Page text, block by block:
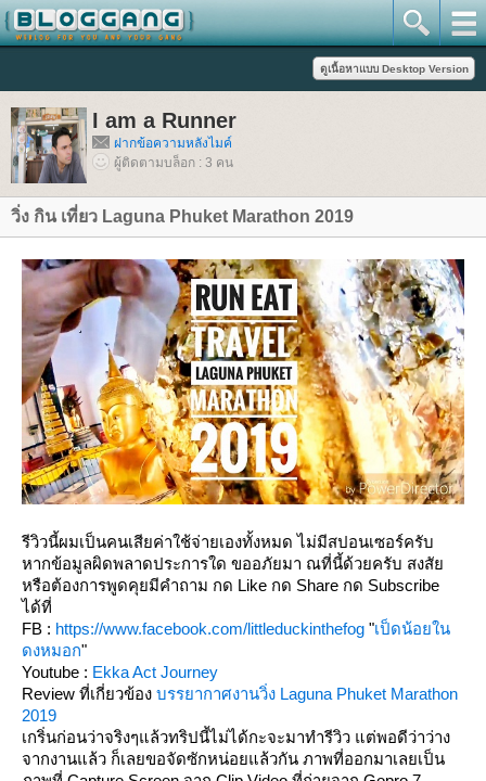
I am a Runner
ฝากข้อความหลังไมค์
ผู้ติดตามบล็อก : 3 คน
วิ่ง​ กิน​ เที่ยว​ Laguna Phuket Marathon 2019
รีวิวนี้ผมเป็นคนเสียค่าใช้จ่ายเองทั้งหมด ไม่มีสปอนเซอร์ครับ
หากข้อมูลผิดพลาดประการใด ขออภัยมา ณที่นี้ด้วยครับ สงสั
หรือต้องการพูดคุยมีคำถาม กด Like กด Share กด Subscribe
ได้ที่
FB : https://www.facebook.com/littleduckinthefog "เป็ดน้อยใน
ดงหมอก"
Youtube : Ekka Act Journey
Review ที่เกี่ยวข้อง บรรยากาศงานวิ่ง Laguna Phuket Marathon
2019
เกริ่นก่อนว่าจริงๆแล้วทริปนี้ไม่ได้กะจะมาทำรีวิว แต่พอดีว่าว่าง
จากงานแล้ว ก็เลยขอจัดซักหน่อยแล้วกัน ภาพที่ออกมาเลยเป็น